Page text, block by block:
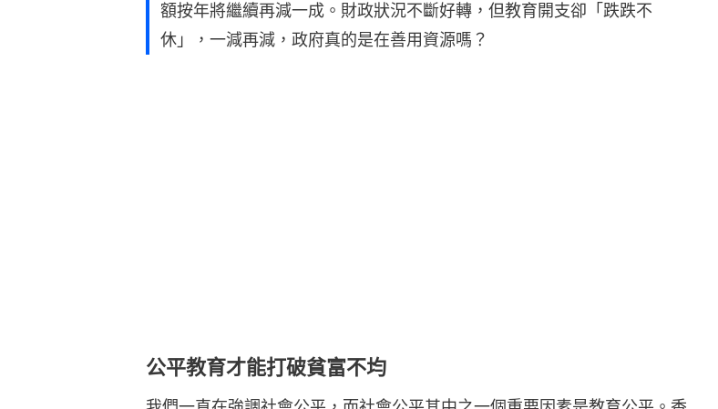
額按年將繼續再減一成。財政狀況不斷好轉，但教育開支卻「跌跌不
休」，一減再減，政府真的是在善用資源嗎？
公平教育才能打破貧富不均